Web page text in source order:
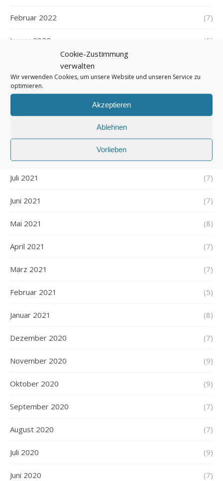
Cookie-Zustimmung
verwalten
Wir verwenden Cookies, um unsere Website und unseren Service zu
optimieren.
Akzeptieren
Ablehnen
Vorlieben
Februar 2022 (7)
Januar 2022 (5)
Dezember 2021
November 2021
Juli 2021 (7)
Juni 2021 (7)
Mai 2021 (8)
April 2021 (7)
März 2021 (7)
Februar 2021 (5)
Januar 2021 (8)
Dezember 2020 (7)
November 2020 (9)
Oktober 2020 (9)
September 2020 (7)
August 2020 (7)
Juli 2020 (9)
Juni 2020 (7)